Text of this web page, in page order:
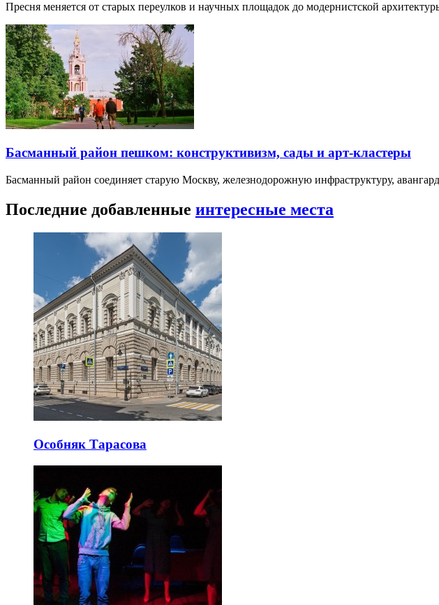
Пресня меняется от старых переулков и научных площадок до модернистской
Басманный район пешком: конструктивизм, сады и арт-кластеры
Басманный район соединяет старую Москву, железнодорожную инфраструктуру,
Последние добавленные интересные места
Особняк Тарасова